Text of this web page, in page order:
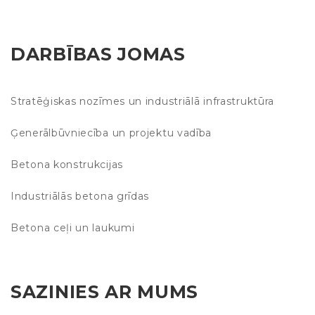
DARBĪBAS JOMAS
Stratēģiskas nozīmes un industriālā infrastruktūra
Ģenerālbūvniecība un projektu vadība
Betona konstrukcijas
Industriālās betona grīdas
Betona ceļi un laukumi
SAZINIES AR MUMS